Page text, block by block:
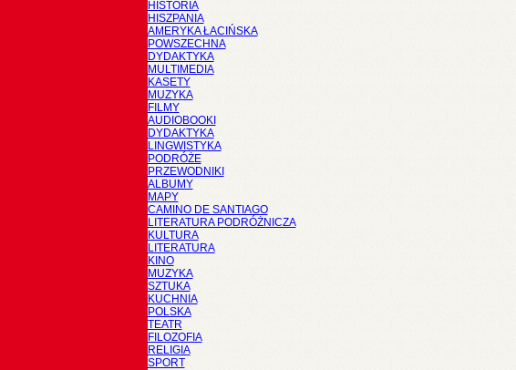
HISTORIA
HISZPANIA
AMERYKA ŁACIŃSKA
POWSZECHNA
DYDAKTYKA
MULTIMEDIA
KASETY
MUZYKA
FILMY
AUDIOBOOKI
DYDAKTYKA
LINGWISTYKA
PODRÓŻE
PRZEWODNIKI
ALBUMY
MAPY
CAMINO DE SANTIAGO
LITERATURA PODRÓŻNICZA
KULTURA
LITERATURA
KINO
MUZYKA
SZTUKA
KUCHNIA
POLSKA
TEATR
FILOZOFIA
RELIGIA
SPORT